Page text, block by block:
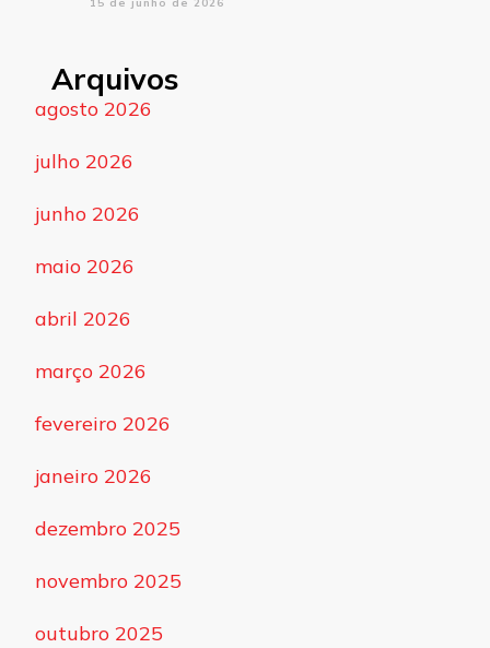
15 de junho de 2026
Arquivos
agosto 2026
julho 2026
junho 2026
maio 2026
abril 2026
março 2026
fevereiro 2026
janeiro 2026
dezembro 2025
novembro 2025
outubro 2025